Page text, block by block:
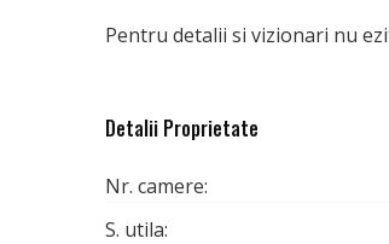
Pentru detalii si vizionari nu
Detalii Proprietate
Nr. camere:
S. utila: